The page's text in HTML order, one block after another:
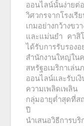
ออนไลน์นั้นง่ายต่
วิศวกรจากโรงเรี
เกมอย่างกว้างขว
และแม่นยำ คาสิ
ได้รับการรับรอง
สำนักงานใหญ่ใ
สหรัฐอเมริกาเล่
ออนไลน์และรับเ
ความเพลิดเพลิ
กลุ่มอายุต่ำสุดที่
ปี
นำเสนอวิธีการ